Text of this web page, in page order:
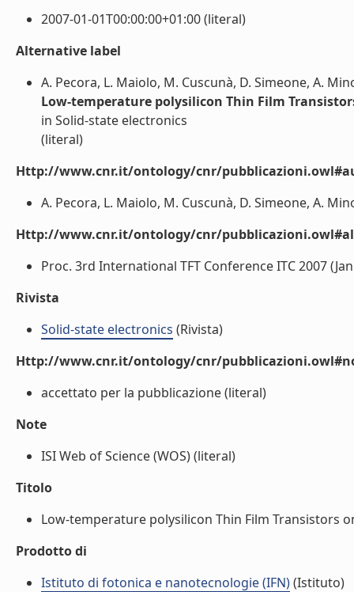
2007-01-01T00:00:00+01:00 (literal)
Alternative label
A. Pecora, L. Maiolo, M. Cuscunà, D. Simeone, A.
Low-temperature polysilicon Thin Film
in Solid-state electronics
(literal)
Http://www.cnr.it/ontology/cnr/
A. Pecora, L. Maiolo, M. Cuscunà, D. Simeone, A.
Http://www.cnr.it/ontology/cnr/
Proc. 3rd International TFT Conference ITC 2007
Rivista
Solid-state electronics (Rivista)
Http://www.cnr.it/ontology/cnr/
accettato per la pubblicazione (literal)
Note
ISI Web of Science (WOS) (literal)
Titolo
Low-temperature polysilicon Thin Film Transistors
Prodotto di
Istituto di fotonica e nanotecnologie (IFN)(Istituto)